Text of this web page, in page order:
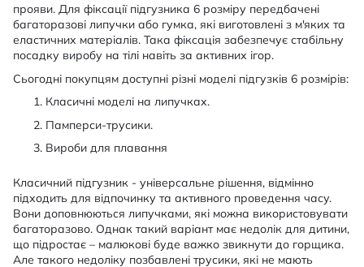
прояви. Для фіксації підгузника 6 розміру передбачені
багаторазові липучки або гумка, які виготовлені з м'яких та
еластичних матеріалів. Така фіксація забезпечує стабільну
посадку виробу на тілі навіть за активних ігор.
Сьогодні покупцям доступні різні моделі підгузків 6 розмірів:
Класичні моделі на липучках.
Памперси-трусики.
Вироби для плавання
Класичний підгузник - універсальне рішення, відмінно
підходить для відпочинку та активного проведення часу.
Вони доповнюються липучками, які можна використовувати
багаторазово. Однак такий варіант має недолік для дитини,
що підростає – малюкові буде важко звикнути до горщика.
Але такого недоліку позбавлені трусики, які не мають